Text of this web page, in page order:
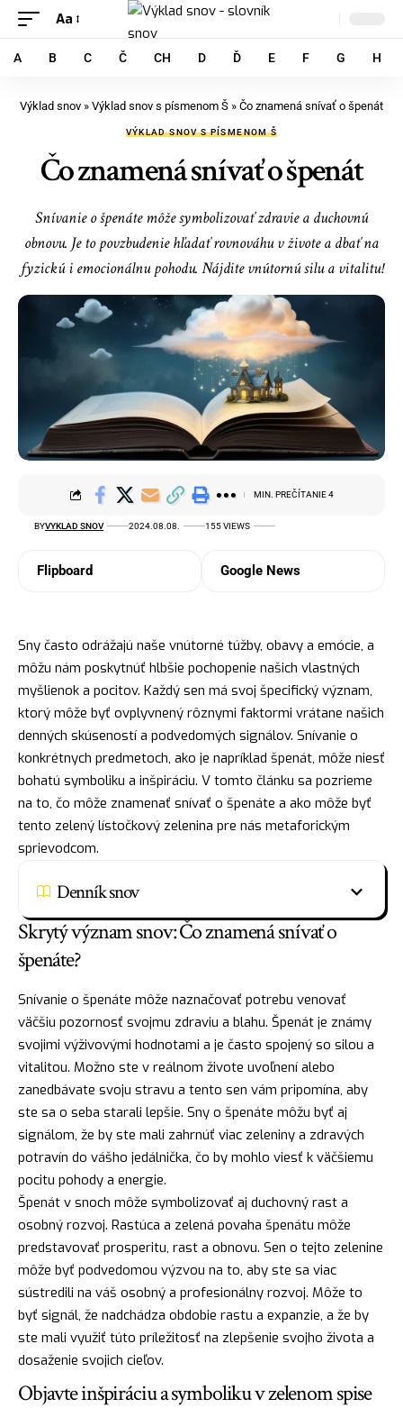
Aa
A B C Č CH D Ď E F G H
Výklad snov » Výklad snov s písmenom Š » Čo znamená snívať o špenát
VÝKLAD SNOV S PÍSMENOM Š
Čo znamená snívať o špenát
Snívanie o špenáte môže symbolizovať zdravie a duchovnú
obnovu. Je to povzbudenie hľadať rovnováhu v živote a dbať na
fyzickú i emocionálnu pohodu. Nájdite vnútornú silu a vitalitu!
BYVYKLAD SNOV 2024.08.08. 155 VIEWS
MIN. PREČÍTANIE 4
Flipboard Google News
Sny často odrážajú naše vnútorné túžby, obavy a emócie, a
môžu nám poskytnúť hlbšie pochopenie našich vlastných
myšlienok a pocitov. Každý sen má svoj špecifický význam,
ktorý môže byť ovplyvnený rôznymi faktormi vrátane našich
denných skúseností a podvedomých signálov. Snívanie o
konkrétnych predmetoch, ako je napríklad špenát, môže niesť
bohatú symboliku a inšpiráciu. V tomto článku sa pozrieme
na to, čo môže znamenať snívať o špenáte a ako môže byť
tento zelený lístočkový zelenina pre nás metaforickým
sprievodcom.
Denník snov
Skrytý význam snov: Čo znamená snívať o
špenáte?
Snívanie o špenáte môže naznačovať potrebu venovať
väčšiu pozornosť svojmu zdraviu a blahu. Špenát je známy
svojimi výživovými hodnotami a je často spojený so silou a
vitalitou. Možno ste v reálnom živote uvoľnení alebo
zanedbávate svoju stravu a tento sen vám pripomína, aby
ste sa o seba starali lepšie. Sny o špenáte môžu byť aj
signálom, že by ste mali zahrnúť viac zeleniny a zdravých
potravín do vášho jedálnička, čo by mohlo viesť k väčšiemu
pocitu pohody a energie.
Špenát v snoch môže symbolizovať aj duchovný rast a
osobný rozvoj. Rastúca a zelená povaha špenátu môže
predstavovať prosperitu, rast a obnovu. Sen o tejto zelenine
môže byť podvedomou výzvou na to, aby ste sa viac
sústredili na váš osobný a profesionálny rozvoj. Môže to
byť signál, že nadchádza obdobie rastu a expanzie, a že by
ste mali využiť túto príležitosť na zlepšenie svojho života a
dosaženie svojich cieľov.
Objavte inšpiráciu a symboliku v zelenom spise